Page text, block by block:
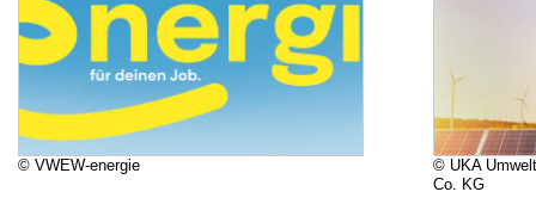
© VWEW-energie
© UKA
Co. KG